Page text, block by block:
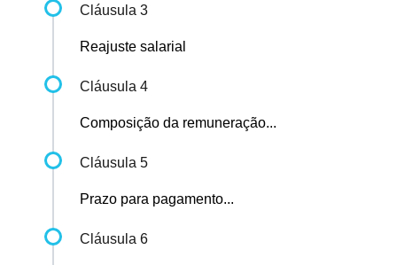
Cláusula 3
Reajuste salarial
Cláusula 4
Composição da remuneração...
Cláusula 5
Prazo para pagamento...
Cláusula 6